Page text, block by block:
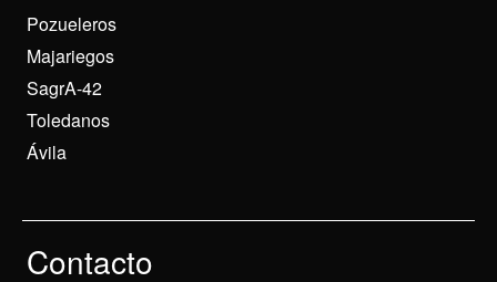
Pozueleros
Majariegos
SagrA-42
Toledanos
Ávila
Contacto